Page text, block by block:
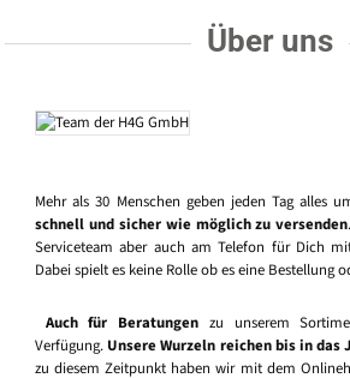
Über uns
Mehr als 30 Menschen geben jeden Tag alles
schnell und sicher wie möglich zu versenden
Serviceteam aber auch am Telefon für Dich
Dabei spielt es keine Rolle ob es eine Bestellung
Auch für Beratungen zu unserem
Verfügung. Unsere Wurzeln reichen bis in das
zu diesem Zeitpunkt haben wir mit dem